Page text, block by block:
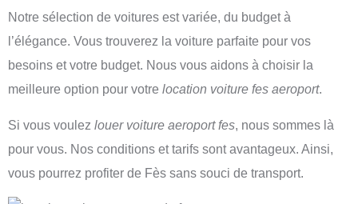
Notre sélection de voitures est variée, du budget à
l’élégance. Vous trouverez la voiture parfaite pour vos
besoins et votre budget. Nous vous aidons à choisir la
meilleure option pour votre location voiture fes aeroport.
Si vous voulez louer voiture aeroport fes, nous sommes là
pour vous. Nos conditions et tarifs sont avantageux. Ainsi,
vous pourrez profiter de Fès sans souci de transport.